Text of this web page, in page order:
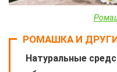
РОМАШКА И
Натуральные